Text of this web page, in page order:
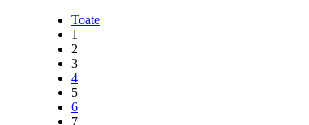
Toate
1
2
3
4
5
6
7